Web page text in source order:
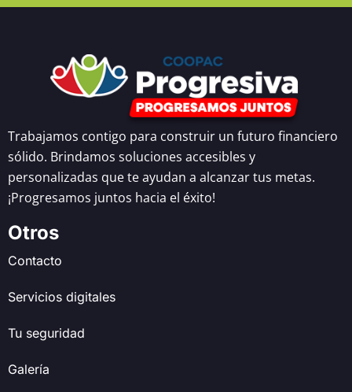
Trabajamos contigo para construir un futuro financiero
sólido. Brindamos soluciones accesibles y
personalizadas que te ayudan a alcanzar tus metas.
¡Progresamos juntos hacia el éxito!
Otros
Contacto
Servicios digitales
Tu seguridad
Galería